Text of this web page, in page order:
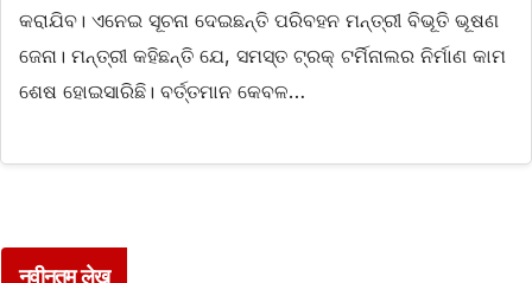
କରାଯିବ। ଏନେଇ ସୂଚନା ଦେଇଛନ୍ତି ପରିବହନ ମନ୍ତ୍ରୀ ବିଭୂତି ଭୂଷଣ
ଜେନା। ମନ୍ତ୍ରୀ କହିଛନ୍ତି ଯେ, ସମସ୍ତ ଟ୍ରକ୍‌ ଟର୍ମିନାଲର ନିର୍ମାଣ କାମ
ଶେଷ ହୋଇସାରିଛି। ବର୍ତ୍ତମାନ କେବଳ…
नवीनतम लेख